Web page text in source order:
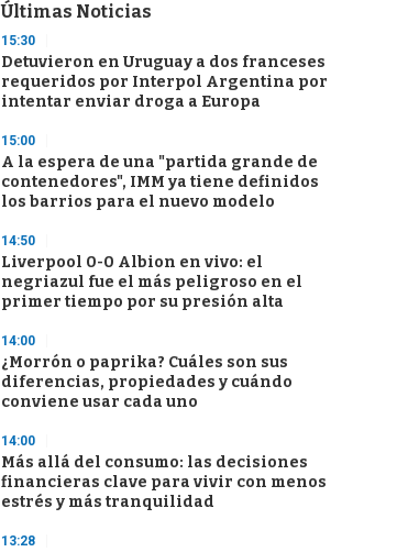
Últimas Noticias
15:30
Detuvieron en Uruguay a dos franceses
requeridos por Interpol Argentina por
intentar enviar droga a Europa
15:00
A la espera de una "partida grande de
contenedores", IMM ya tiene definidos
los barrios para el nuevo modelo
14:50
Liverpool 0-0 Albion en vivo: el
negriazul fue el más peligroso en el
primer tiempo por su presión alta
14:00
¿Morrón o paprika? Cuáles son sus
diferencias, propiedades y cuándo
conviene usar cada uno
14:00
Más allá del consumo: las decisiones
financieras clave para vivir con menos
estrés y más tranquilidad
13:28